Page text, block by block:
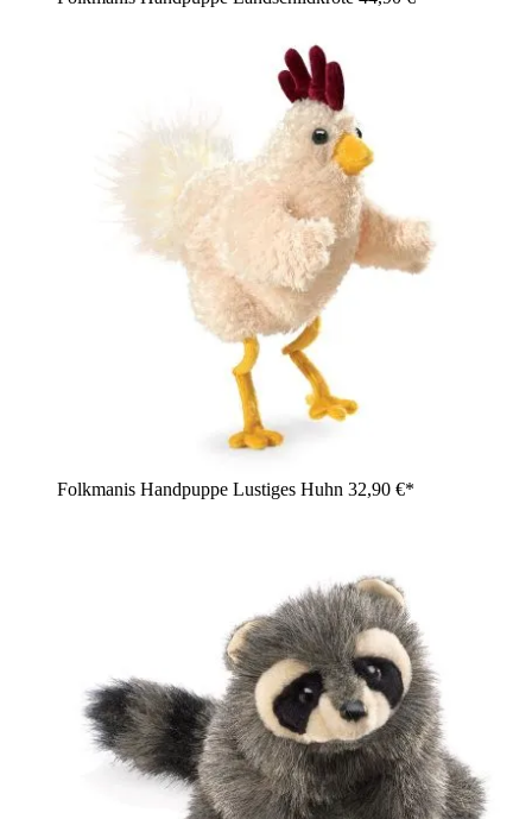
Folkmanis Handpuppe Lustiges Huhn 32,90 €*